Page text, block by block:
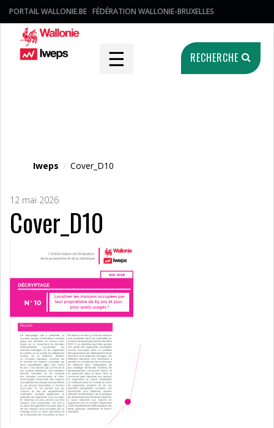
PORTAIL WALLONIE.BE FÉDÉRATION WALLONIE-BRUXELLES
☰ RECHERCHE
Iweps / Cover_D10
12 mai 2026
Cover_D10